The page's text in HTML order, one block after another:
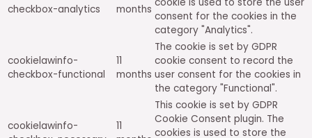
checkbox-analytics
months
consent for the cookies in the
category "Analytics".
cookielawinfo-
checkbox-functional
11
months
The cookie is set by GDPR
cookie consent to record the
user consent for the cookies in
the category "Functional".
cookielawinfo-
11
This cookie is set by GDPR
Cookie Consent plugin. The
cookies is used to store the